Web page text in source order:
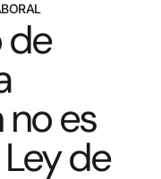
de
es
de